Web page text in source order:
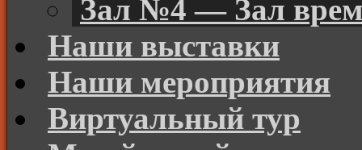
Зал №4 — Зал
Наши выставки
Наши мероприятия
Виртуальный тур